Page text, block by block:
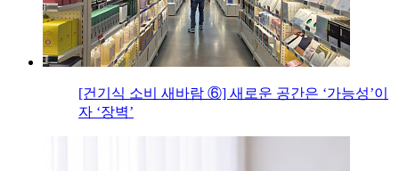
[건기식 소비 새바람 ⑥] 새로운 공간은 ‘가능성’이
자 ‘장벽’